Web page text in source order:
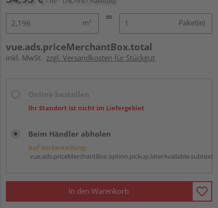
m² Paket(e)
vue.ads.priceMerchantBox.total
inkl. MwSt. zzgl. Versandkosten für Stückgut
Ihr Standort ist nicht im Liefergebiet
Beim Händler abholen
Auf Vorbestellung:
vue.ads.priceMerchantBox.option.pickup.laterAvailable.subtext
In den Warenkorb